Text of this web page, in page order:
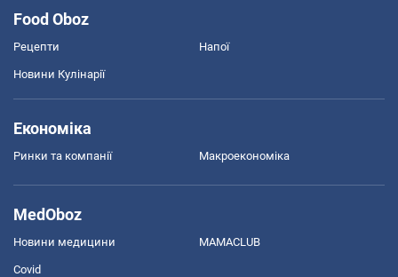
Food Oboz
Рецепти Напої
Новини Кулінарії
Економіка
Ринки та компанії Макроекономіка
MedOboz
Новини медицини MAMACLUB
Covid